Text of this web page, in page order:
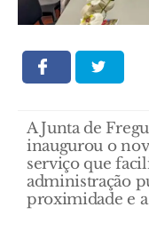
A Junta de
inaugurou o
serviço que
administração
proximidade e